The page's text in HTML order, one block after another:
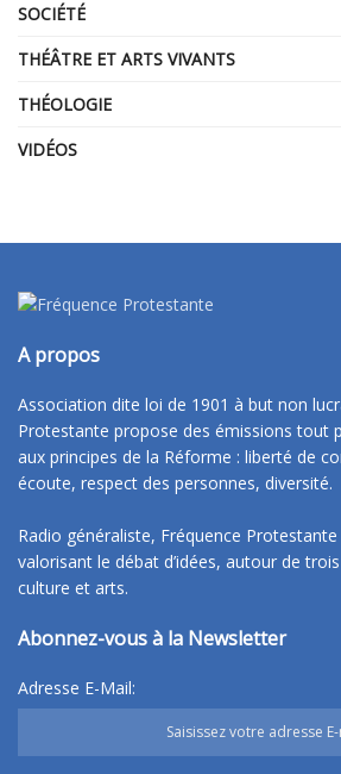
SOCIÉTÉ
THÉÂTRE ET ARTS VIVANTS
THÉOLOGIE
VIDÉOS
A propos
Association dite loi de 1901 à but non
Protestante propose des émissions tout
aux principes de la Réforme : liberté de
écoute, respect des personnes, diversité.
Radio généraliste, Fréquence
valorisant le débat d’idées, autour de
culture et arts.
Abonnez-vous à la Newsletter
Adresse E-Mail: